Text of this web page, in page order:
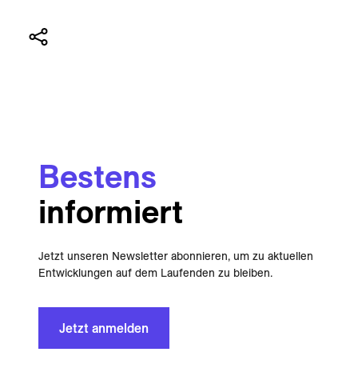
Bestens
informiert
Jetzt unseren Newsletter abonnieren, um zu aktuellen
Entwicklungen auf dem Laufenden zu bleiben.
Jetzt anmelden